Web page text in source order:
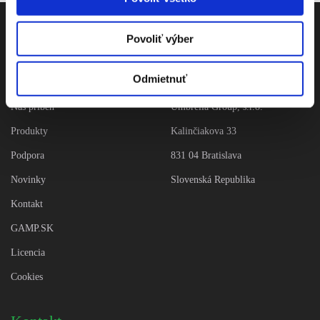
Povoliť výber
Odmietnuť
Náš príbeh
Produkty
Podpora
Novinky
Kontakt
GAMP.SK
Licencia
Cookies
Adresa
Umbrella Group, s.r.o.
Kalinčiakova 33
831 04 Bratislava
Slovenská Republika